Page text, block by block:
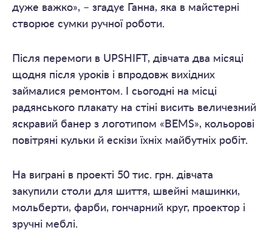
дуже важко», – згадує Ганна, яка в майстерні
створює сумки ручної роботи.
Після перемоги в UPSHIFT, дівчата два місяці
щодня після уроків і впродовж вихідних
займалися ремонтом. І сьогодні на місці
радянського плакату на стіні висить величезний
яскравий банер з логотипом «BEMS», кольорові
повітряні кульки й ескізи їхніх майбутніх робіт.
На виграні в проекті 50 тис. грн. дівчата
закупили столи для шиття, швейні машинки,
мольберти, фарби, гончарний круг, проектор і
зручні меблі.